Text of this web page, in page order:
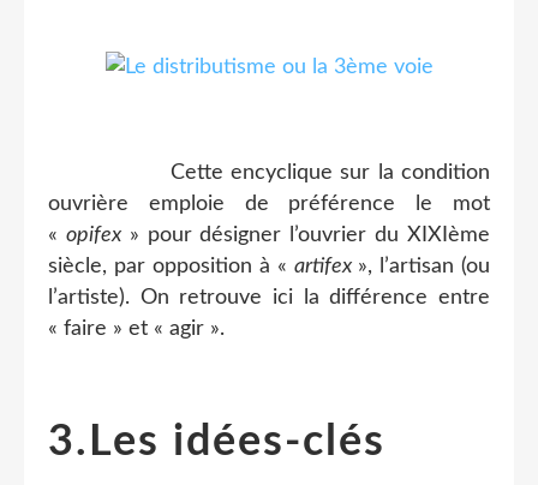
Cette encyclique sur la condition
ouvrière emploie de préférence le mot
« opifex» pour désigner l’ouvrier du XIXIème
siècle, par opposition à « artifex », l’artisan (ou
l’artiste). On retrouve ici la différence entre
« faire » et « agir ».
3.Les idées-clés